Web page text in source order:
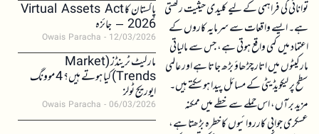
توانائی کی فراہمی کے لیے کلیدی حیثیت رکھتی
ہے۔ ایسے واقعات سے سرمایہ کاروں کے
اعتماد میں کمی واقع ہوتی ہے، جس سے مالیاتی
مارکیٹوں میں اتار چڑھاؤ بڑھ جاتا ہے اور عالمی
سطح پر لیکویڈیٹی کے مسائل پیدا ہو سکتے ہیں۔
مزید برآں، اس حملے سے خطے میں ممکنہ
عسکری جوابی کارروائیوں کا خطرہ بڑھتا ہے،
پاکستان کا Virtual Assets Act
2026 – جائزہ
Owais Paracha 12/03/2026
مارکیٹ ٹرینڈز (Market
Trends) کیا ہوتے ہیں؟ 4 موونگ
ایوریج ٹولز
Owais Paracha 06/03/2026